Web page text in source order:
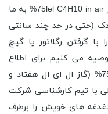
بستن زنجیر گاری غافل نشوید. ایمنی گاز 75lel C4H10 in air% به ما
(حتی در حد چند سانتی
گرفتن رگلاتور یا گیچ
می کنیم برای اطلاع
یافتن از ایمنی گاز 75LEL C4H10 in Air% (گاز ال ای ال هفتاد و
با تیم کارشناسی شرکت
دغدغه های خویش را برطرف